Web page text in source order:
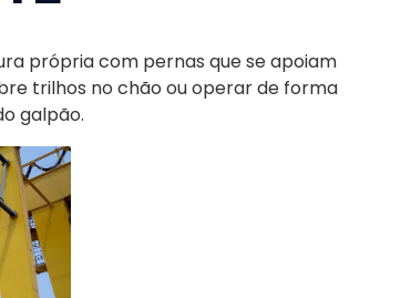
própria com pernas que se apoiam
trilhos no chão ou operar de forma
galpão.